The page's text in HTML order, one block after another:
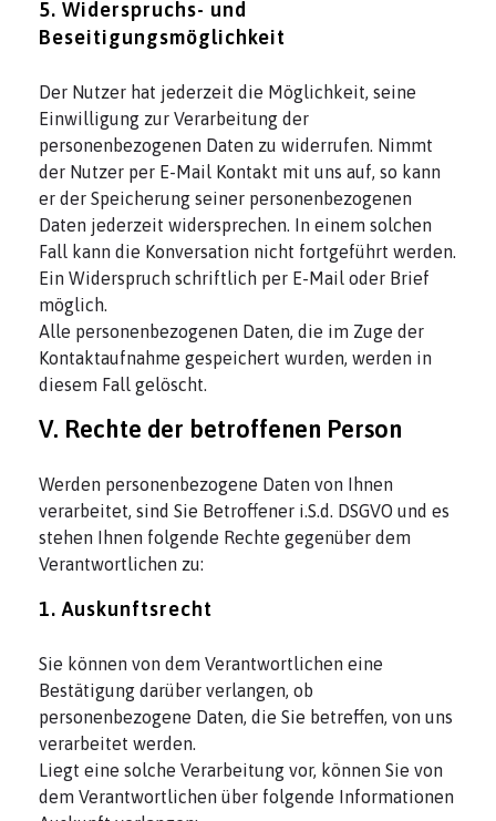
5. Widerspruchs- und
Beseitigungsmöglichkeit
Der Nutzer hat jederzeit die Möglichkeit, seine
Einwilligung zur Verarbeitung der
personenbezogenen Daten zu widerrufen. Nimmt
der Nutzer per E-Mail Kontakt mit uns auf, so kann
er der Speicherung seiner personenbezogenen
Daten jederzeit widersprechen. In einem solchen
Fall kann die Konversation nicht fortgeführt werden.
Ein Widerspruch schriftlich per E-Mail oder Brief
möglich.
Alle personenbezogenen Daten, die im Zuge der
Kontaktaufnahme gespeichert wurden, werden in
diesem Fall gelöscht.
V. Rechte der betroffenen Person
Werden personenbezogene Daten von Ihnen
verarbeitet, sind Sie Betroffener i.S.d. DSGVO und es
stehen Ihnen folgende Rechte gegenüber dem
Verantwortlichen zu:
1. Auskunftsrecht
Sie können von dem Verantwortlichen eine
Bestätigung darüber verlangen, ob
personenbezogene Daten, die Sie betreffen, von uns
verarbeitet werden.
Liegt eine solche Verarbeitung vor, können Sie von
dem Verantwortlichen über folgende Informationen